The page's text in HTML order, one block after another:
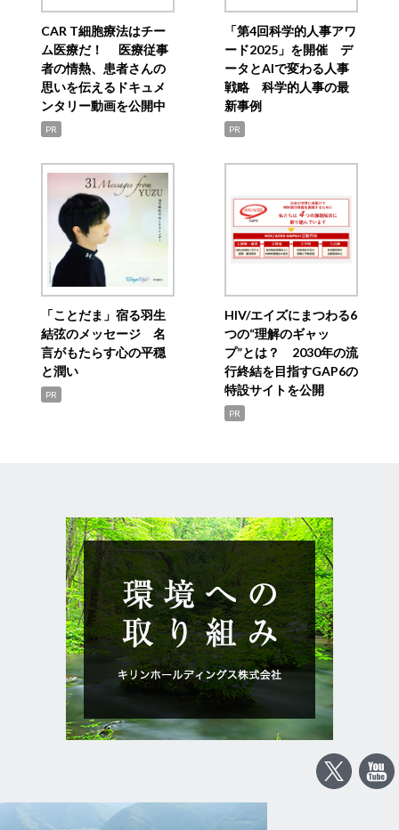
CAR T細胞療法はチー
ム医療だ！ 医療従事
者の情熱、患者さんの
思いを伝えるドキュメ
ンタリー動画を公開中
PR
「第4回科学的人事アワ
ード2025」を開催 デ
ータとAIで変わる人事
戦略 科学的人事の最
新事例
PR
「ことだま」宿る羽生
結弦のメッセージ 名
言がもたらす心の平穏
と潤い
PR
HIV/エイズにまつわる6
つの“理解のギャッ
プ”とは？ 2030年の流
行終結を目指すGAP6の
特設サイトを公開
PR